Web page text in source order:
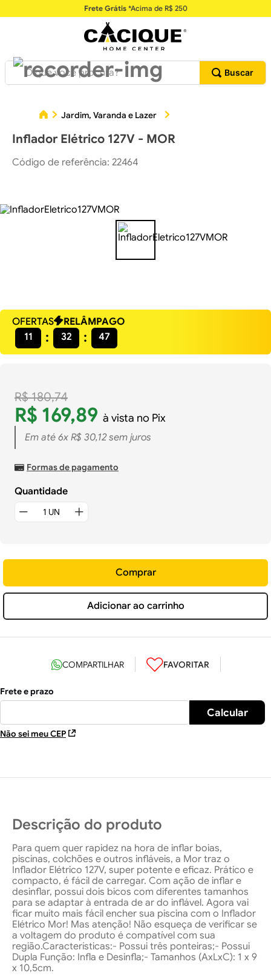
Frete Grátis*Acima de R$ 250
O que você procura?
Jardim, Varanda e Lazer
Inflador Elétrico 127V - MOR
Código de referência: 22464
OFERTAS
RELÂMPAGO
11
32 46
R$ 180,74
R$ 169,89 à vista no Pix
Em até 6x R$ 30,12sem juros
Formas de pagamento
Quantidade
Adicionar ao carrinho
Comprar
Não sei meu CEP
Descrição do produto
Para quem quer rapidez na hora de inflar boias,
piscinas, colchões e outros infláveis, a Mor traz o
Inflador Elétrico 127V, super potente e eficaz. Prático e
compacto, é fácil de carregar. Com ação de inflar e
desinflar, possui dois bicos com diferentes tamanhos
para se adaptar à entrada de ar do inflável. Agora vai
ficar muito mais fácil encher sua piscina com o Inflador
Elétrico Mor! Mas atenção! Não esqueça de verificar se
a voltagem do produto é compatível com sua
região.Características:- Possui três ponteiras;- Possui
Dupla Função: Infla e Desinfla;- Tamanhos (AxLxC): 1 x 9
x 10,5cm.